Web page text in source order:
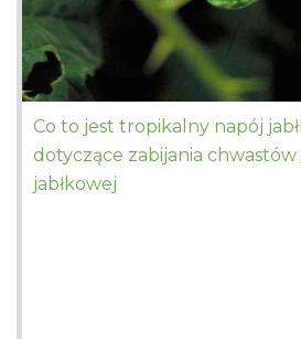
Co to jest tropikalny napój
dotyczące zabijania
jabłkowej